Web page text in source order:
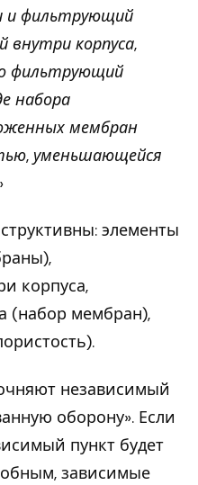
и фильтрующий
внутри корпуса,
фильтрующий
набора
мембран
уменьшающейся
элементы
корпуса,
(набор мембран),
независимый
оборону». Если
пункт будет
зависимые